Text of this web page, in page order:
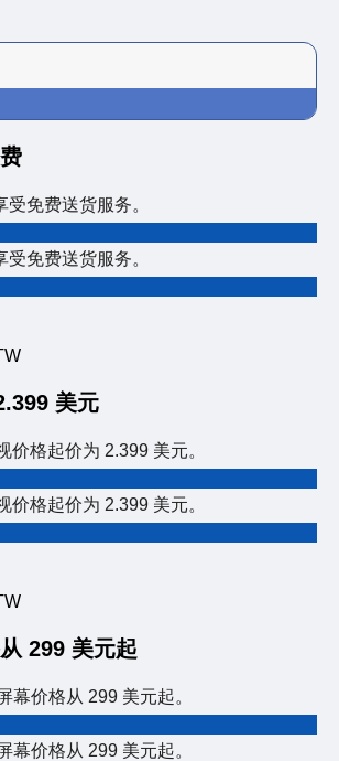
免费送货服务。
免费送货服务。
美元
价格起价为 2.399 美元。
价格起价为 2.399 美元。
299 美元起
幕价格从 299 美元起。
幕价格从 299 美元起。